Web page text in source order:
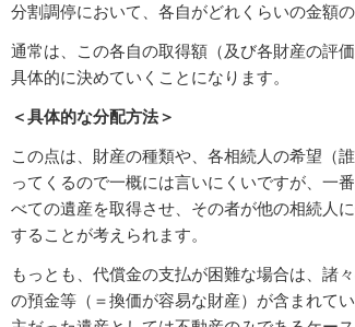
分割調停において、各自がどれくらいの金額
通常は、この各自の取得額（及び各財産の評
具体的に決めていくことになります。
＜具体的な分配方法＞
この点は、財産の種類や、各相続人の希望（
ってくるので一概には言いにくいですが、一
べての遺産を取得させ、その者が他の相続人
することが考えられます。
もっとも、代償金の支払が困難な場合は、諸
の預金等（＝換価が容易な財産）が含まれて